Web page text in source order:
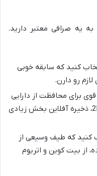
به یه صرافی معتبر دارید.
کنید که سابقه خوبی
رو دارن.
قوی برای محافظت از دارایی
های کاربرها داشته باشه (مثل 2FA، ذخیره آفلاین بخش زیادی
کنید که طیف وسیعی از
از بیت کوین و اتریوم